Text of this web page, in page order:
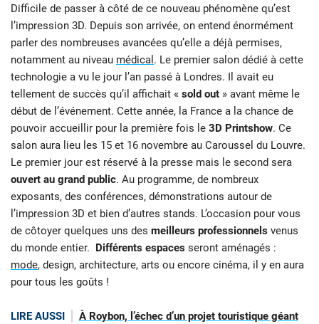
Difficile de passer à côté de ce nouveau phénomène qu’est
l’impression 3D. Depuis son arrivée, on entend énormément
parler des nombreuses avancées qu’elle a déjà permises,
notamment au niveau médical . Le premier salon dédié à cette
technologie a vu le jour l’an passé à Londres. Il avait eu
tellement de succès qu’il affichait « sold out » avant même le
début de l’événement. Cette année, la France a la chance de
pouvoir accueillir pour la première fois le 3D Printshow. Ce
salon aura lieu les 15 et 16 novembre au Caroussel du Louvre.
Le premier jour est réservé à la presse mais le second sera
ouvert au grand public. Au programme, de nombreux
exposants, des conférences, démonstrations autour de
l’impression 3D et bien d’autres stands. L’occasion pour vous
de côtoyer quelques uns des meilleurs professionnels venus
du monde entier. Différents espaces seront aménagés :
mode, design, architecture, arts ou encore cinéma, il y en aura
pour tous les goûts !
LIRE AUSSI
À Roybon, l’échec d’un projet touristique géant